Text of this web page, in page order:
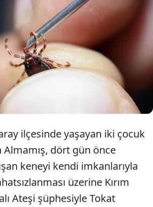
Sulusaray ilçesinde vücuduna yapışan
imkanlarıyla çıkardıktan sonra
Dursun Almamış, Kırım Kongo
Ateşi (KKKA) şüphesiyle kaldırıldığı
yaşamını yitirdi. Aynı hastanede KKKA
4 kişinin ise tedavisinin devam
ilçesinde yaşayan iki çocuk
Almamış, dört gün önce
keneyi kendi imkanlarıyla
üzerine Kırım
Ateşi şüphesiyle Tokat